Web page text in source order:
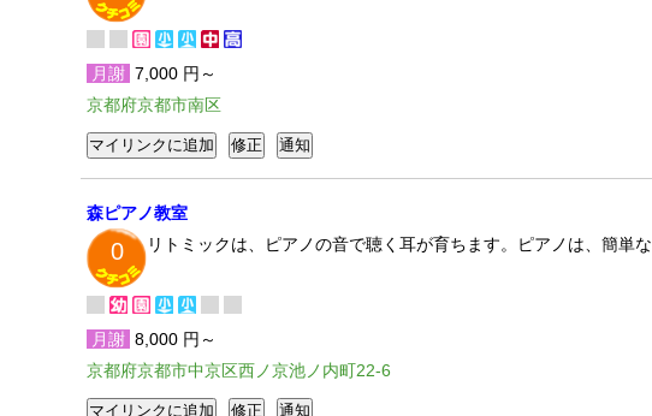
月謝 7,000 円～
京都府京都市南区
森ピアノ教室
0 リトミックは、ピアノの音で聴く耳が育ちます。ピアノは、簡単
月謝 8,000 円～
京都府京都市中京区西ノ京池ノ内町22-6